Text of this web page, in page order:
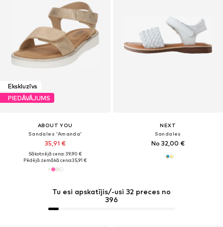
Ekskluzīvs
PIEDĀVĀJUMS
ABOUT YOU
Sandales 'Amanda'
35,91 €
Sākotnējā cena: 39,90 €
Pēdējā zemākā cena:35,91 €
NEXT
Sandales
No 32,00 €
Tu esi apskatījis/-usi 32 preces no
396